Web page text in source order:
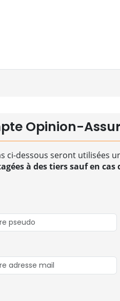
Opinion-
ci-dessous seront utilisées
à des tiers sauf en